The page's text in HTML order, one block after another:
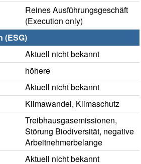
Reines Ausführungsgeschäft
(Execution only)
(ESG)
Aktuell nicht bekannt
höhere
Aktuell nicht bekannt
Klimawandel, Klimaschutz
Treibhausgasemissionen,
Störung Biodiversität, negative
Arbeitnehmerbelange
Aktuell nicht bekannt